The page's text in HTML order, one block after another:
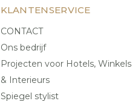
KLANTENSERVICE
CONTACT
Ons bedrijf
Projecten voor Hotels, Winkels
& Interieurs
Spiegel stylist